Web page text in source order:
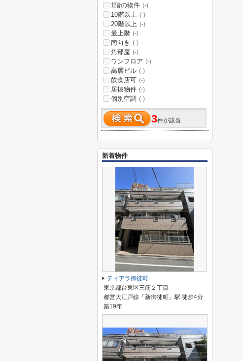
1階の物件 (-)
10階以上 (-)
20階以上 (-)
最上階 (-)
南向き (-)
角部屋 (-)
ワンフロア (-)
高層ビル (-)
飲食店可 (-)
居抜物件 (-)
個別空調 (-)
3件が該当
新着物件
ティアラ御徒町
東京都台東区三筋２丁目
都営大江戸線「新御徒町」駅 徒歩4分
築19年